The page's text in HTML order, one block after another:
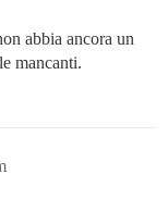
abbia ancora un
mancanti.